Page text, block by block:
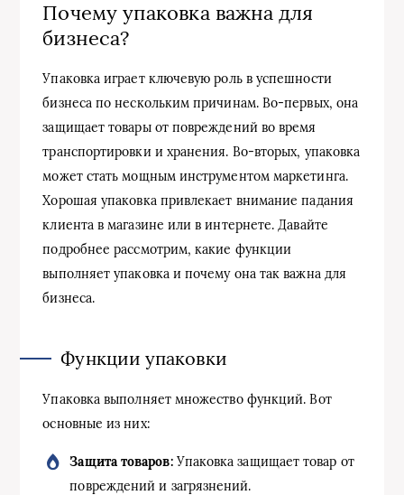
Почему упаковка важна для
бизнеса?
Упаковка играет ключевую роль в успешности
бизнеса по нескольким причинам. Во-первых, она
защищает товары от повреждений во время
транспортировки и хранения. Во-вторых, упаковка
может стать мощным инструментом маркетинга.
Хорошая упаковка привлекает внимание падания
клиента в магазине или в интернете. Давайте
подробнее рассмотрим, какие функции
выполняет упаковка и почему она так важна для
бизнеса.
Функции упаковки
Упаковка выполняет множество функций. Вот
основные из них:
Защита товаров:Упаковка защищает товар от
повреждений и загрязнений.